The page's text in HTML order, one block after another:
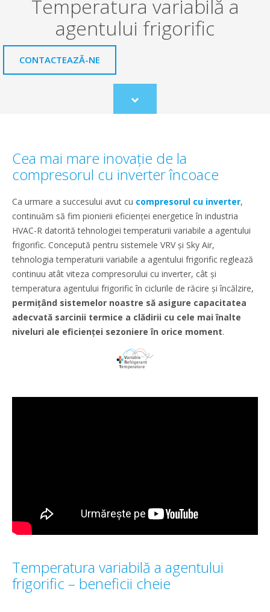
Temperatura variabilă a
agentului frigorific
CONTACTEAZĂ-NE
Scroll
to
Cea mai mare inovație de la
compresorul cu inverter încoace
Ca urmare a succesului avut cu compresorul cu inverter,
continuăm să fim pionierii eficienței energetice în industria
HVAC-R datorită tehnologiei temperaturii variabile a agentului
frigorific. Concepută pentru sistemele VRV și Sky Air,
tehnologia temperaturii variabile a agentului frigorific reglează
continuu atât viteza compresorului cu inverter, cât și
temperatura agentului frigorific în ciclurile de răcire și încălzire,
permițând sistemelor noastre să asigure capacitatea
adecvată sarcinii termice a clădirii cu cele mai înalte
niveluri ale eficienței sezoniere în orice moment.
Temperatura variabilă a agentului
frigorific – beneficii cheie